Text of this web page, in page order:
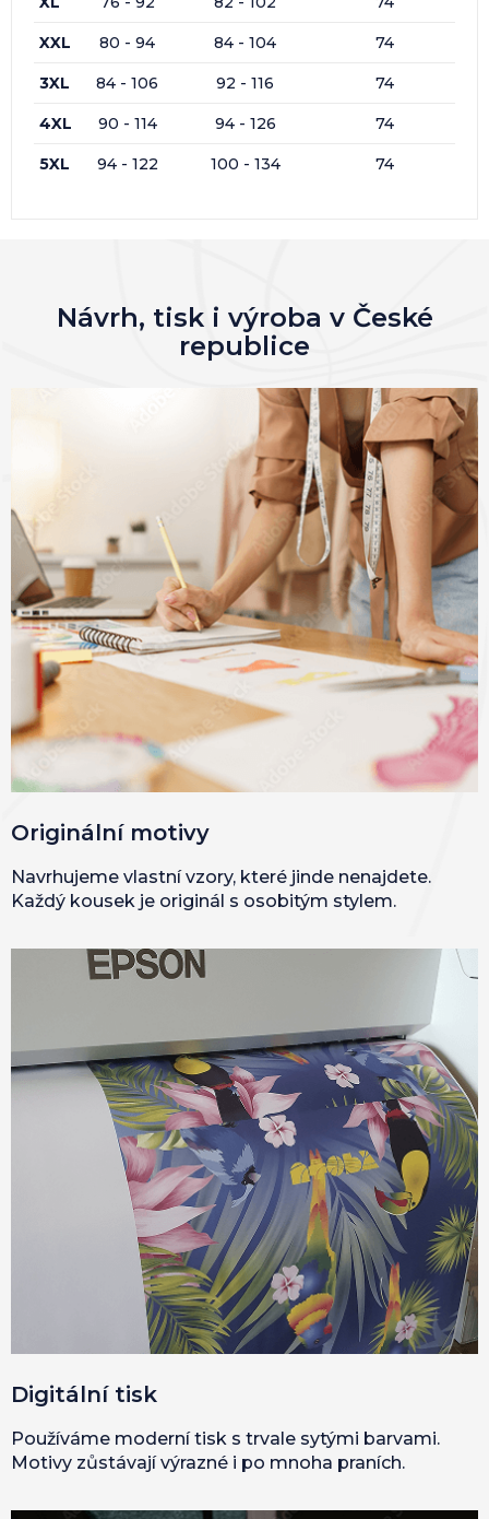
XXL 80 - 94 84 - 104 74
3XL 84 - 106 92 - 116 74
4XL 90 - 114 94 - 126 74
5XL 94 - 122 100 - 134 74
Návrh, tisk i výroba v České
republice
Originální motivy
Navrhujeme vlastní vzory, které jinde nenajdete.
Každý kousek je originál s osobitým stylem.
Digitální tisk
Používáme moderní tisk s trvale sytými barvami.
Motivy zůstávají výrazné i po mnoha praních.